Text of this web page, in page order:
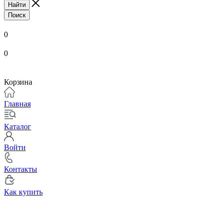
Найти
Поиск
0
0
Корзина
Главная
Каталог
Войти
Контакты
Как купить